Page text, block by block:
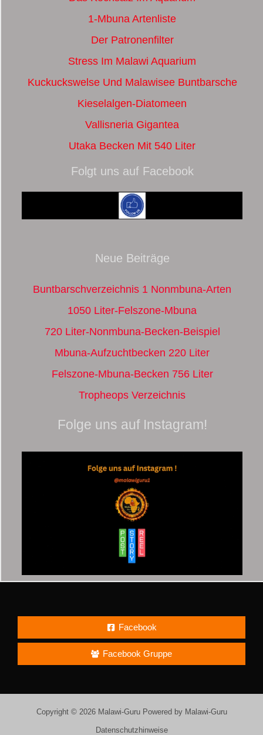
1-Mbuna Artenliste
Der Patronenfilter
Stress Im Malawi Aquarium
Kuckuckswelse Und Malawisee Buntbarsche
Kieselalgen-Diatomeen
Vallisneria Gigantea
Utaka Becken Mit 540 Liter
Folgt uns auf Facebook
Neue Beiträge
Buntbarschverzeichnis 1 Nonmbuna-Arten
1050 Liter-Felszone-Mbuna
720 Liter-Nonmbuna-Becken-Beispiel
Mbuna-Aufzuchtbecken 220 Liter
Felszone-Mbuna-Becken 756 Liter
Tropheops Verzeichnis
Folge uns auf Instagram!
Facebook
Facebook Gruppe
Copyright © 2026 Malawi-Guru Powered by Malawi-Guru
Datenschutzhinweise